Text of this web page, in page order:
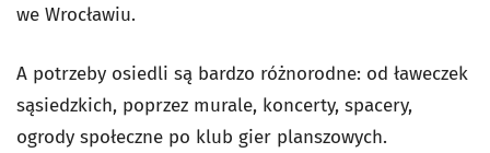
we Wrocławiu.
A potrzeby osiedli są bardzo różnorodne: od ławeczek
sąsiedzkich, poprzez murale, koncerty, spacery,
ogrody społeczne po klub gier planszowych.